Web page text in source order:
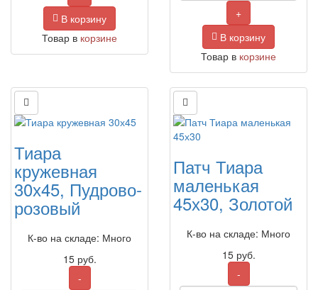
В корзину
Товар в корзине
+
В корзину
Товар в корзине
Тиара
кружевная
30х45, Пудрово-
розовый
К-во на складе: Много
15 руб.
-
Патч Тиара
маленькая
45х30, Золотой
К-во на складе: Много
15 руб.
-